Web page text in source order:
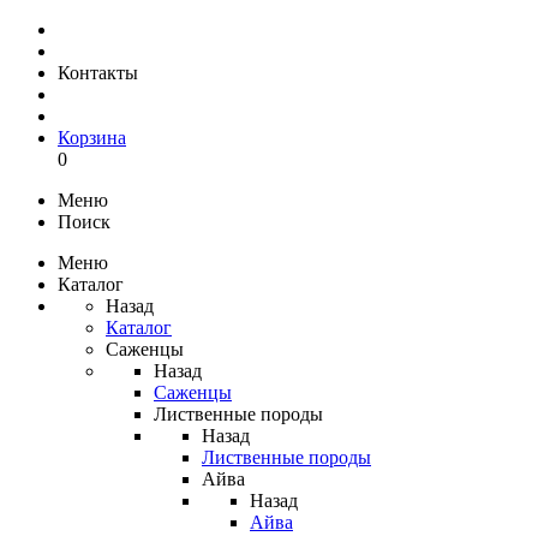
Контакты
Корзина
0
Меню
Поиск
Меню
Каталог
Назад
Каталог
Саженцы
Назад
Саженцы
Лиственные породы
Назад
Лиственные породы
Айва
Назад
Айва